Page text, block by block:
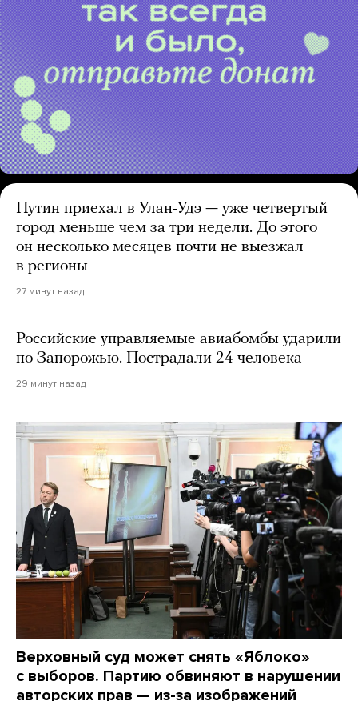
Путин приехал в Улан-Удэ — уже четвертый
город меньше чем за три недели. До этого
он несколько месяцев почти не выезжал
в регионы
27 минут назад
Российские управляемые авиабомбы ударили
по Запорожью. Пострадали 24 человека
29 минут назад
Верховный суд может снять «Яблоко»
с выборов. Партию обвиняют в нарушении
авторских прав — из-за изображений